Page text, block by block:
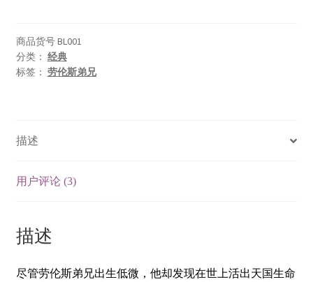
(The
Practice
of
God)
量
商品货号BL001
分类： 经典
标签： 劳伦斯弟兄
描述
用户评论 (3)
描述
尽管劳伦斯弟兄出生低微，他却发现在世上活出天国生命